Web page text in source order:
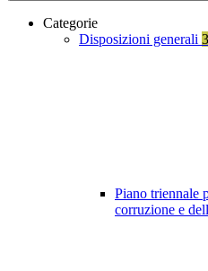
Categorie
Disposizioni generali
Piano triennale
corruzione e